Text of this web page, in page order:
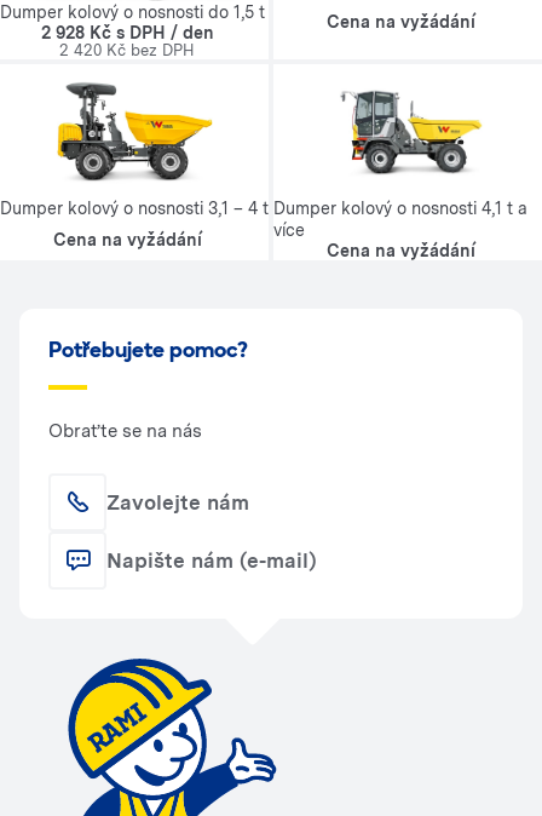
Dumper kolový o nosnosti do 1,5 t
2 928 Kč s DPH / den
2 420 Kč bez DPH
Cena na vyžádání
Dumper kolový o nosnosti 3,1 – 4 t
Cena na vyžádání
Dumper kolový o nosnosti 4,1 t a
více
Cena na vyžádání
Potřebujete pomoc?
Obraťte se na nás
Zavolejte nám
Napište nám (e-mail)